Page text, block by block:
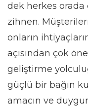
dek herkes orada
zihnen.
onların
açısından çok
geliştirme
güçlü bir bağın
amacın ve